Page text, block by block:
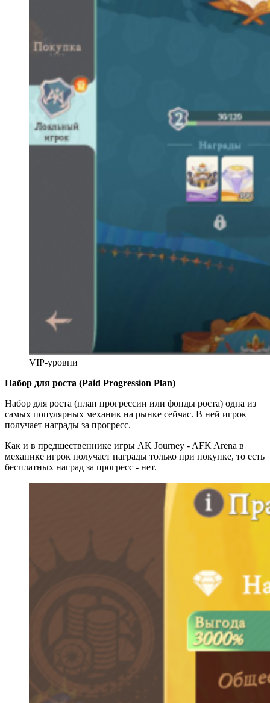
VIP-уровни
Набор для роста (Paid Progression Plan)
Набор для роста (план прогрессии или фонды роста) одна из
самых популярных механик на рынке сейчас. В ней игрок
получает награды за прогресс.
Как и в предшественнике игры AK Journey - AFK Arena в
механике игрок получает награды только при покупке, то есть
бесплатных наград за прогресс - нет.